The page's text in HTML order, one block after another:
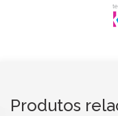
Produtos